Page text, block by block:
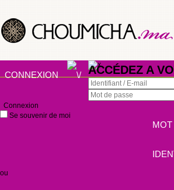
CONNEXION ACCÉDEZ A
Connexion
Se souvenir de moi
ou